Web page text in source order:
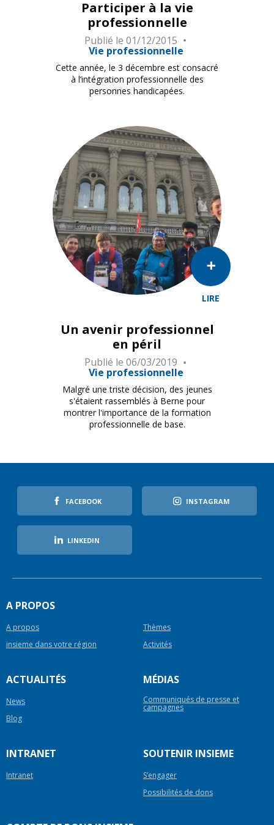
Participer à la vie
professionnelle
Publié le 01/12/2015
Vie professionnelle
Cette année, le 3 décembre est consacré
à l’intégration professionnelle des
personnes handicapées.
LIRE
Un avenir professionnel
en péril
Publié le 06/03/2019
Vie professionnelle
Malgré une triste décision, des jeunes
s'étaient rassemblés à Berne pour
montrer l'importance de la formation
professionnelle de base.
FACEBOOK INSTAGRAM
LINKEDIN
A PROPOS
A propos
Thèmes
insieme dans votre région
Activités
ACTUALITÉS
News
Blog
MÉDIAS
Communiqués de presse et
campagnes
INTRANET
Intranet
SOUTENIR INSIEME
S’engager
Possibilités de dons